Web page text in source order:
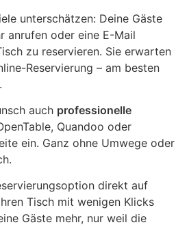
unterschätzen: Deine Gäste
anrufen oder eine E-Mail
zu reservieren. Sie erwarten
Reservierung – am besten
auch professionelle
Quandoo oder
ein. Ganz ohne Umwege oder
direkt auf
Tisch mit wenigen Klicks
Gäste mehr, nur weil die